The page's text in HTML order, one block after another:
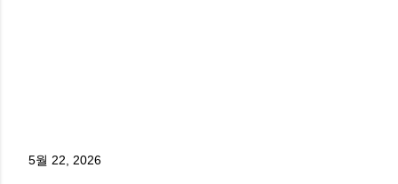
5월 22, 2026